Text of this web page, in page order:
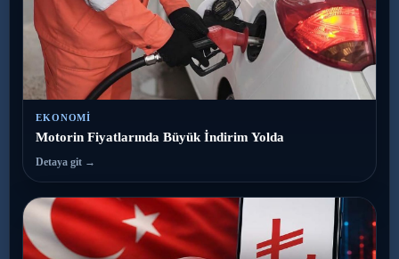
EKONOMI
Motorin Fiyatlarında Büyük İndirim Yolda
Detaya git →